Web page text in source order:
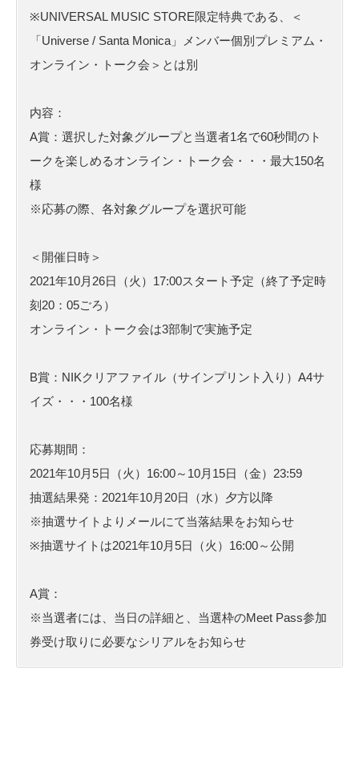
※UNIVERSAL MUSIC STORE限定特典である、＜
「Universe / Santa Monica」メンバー個別プレミアム・
オンライン・トーク会＞とは別
内容：
A賞：選択した対象グループと当選者1名で60秒間のト
ークを楽しめるオンライン・トーク会・・・最大150名
様
※応募の際、各対象グループを選択可能
＜開催日時＞
2021年10月26日（火）17:00スタート予定（終了予定時
刻20：05ごろ）
オンライン・トーク会は3部制で実施予定
B賞：NIKクリアファイル（サインプリント入り）A4サ
イズ・・・100名様
応募期間：
2021年10月5日（火）16:00～10月15日（金）23:59
抽選結果発：2021年10月20日（水）夕方以降
※抽選サイトよりメールにて当落結果をお知らせ
※抽選サイトは2021年10月5日（火）16:00～公開
A賞：
※当選者には、当日の詳細と、当選枠のMeet Pass参加
券受け取りに必要なシリアルをお知らせ